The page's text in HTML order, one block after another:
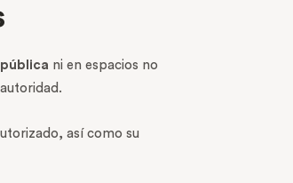
ni en espacios no
así como su